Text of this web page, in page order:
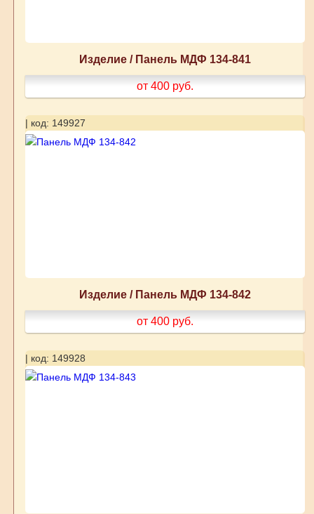
Изделие / Панель МДФ 134-841
от 400 руб.
| код: 149927
Изделие / Панель МДФ 134-842
от 400 руб.
| код: 149928